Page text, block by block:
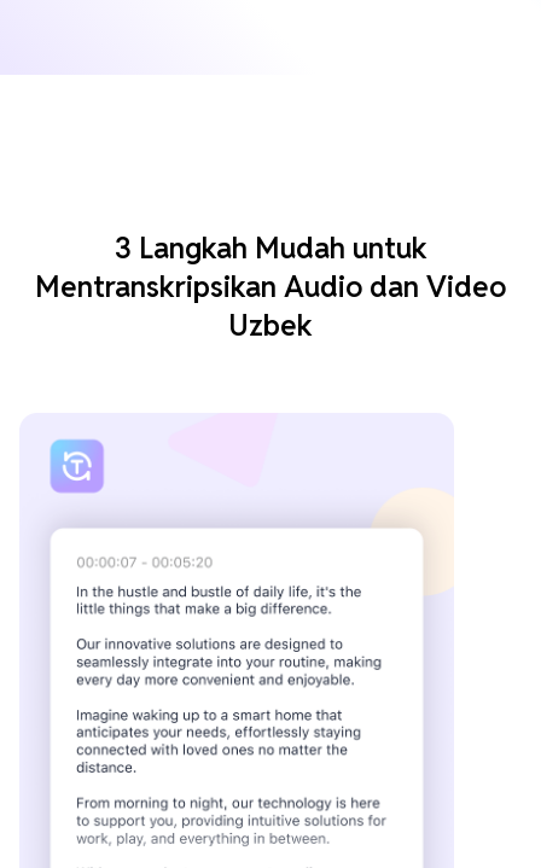
3 Langkah Mudah untuk
Mentranskripsikan Audio dan Video
Uzbek